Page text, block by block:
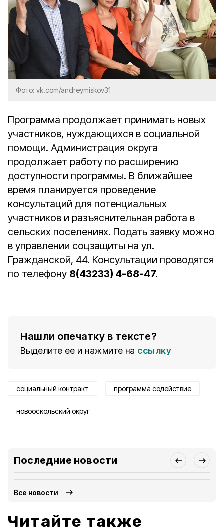
Фото: vk.com/andreymiskov31
Программа продолжает принимать новых
участников, нуждающихся в социальной
помощи. Администрация округа
продолжает работу по расширению
доступности программы. В ближайшее
время планируется проведение
консультаций для потенциальных
участников и разъяснительная работа в
сельских поселениях. Подать заявку можно
в управлении соцзащиты на ул.
Гражданской, 44. Консультации проводятся
по телефону 8(43233) 4-68-47.
Нашли опечатку в тексте?
Выделите ее и нажмите на ссылку
социальный контракт программа содействие
новооскольский округ
Последние новости
Все новости
Читайте также